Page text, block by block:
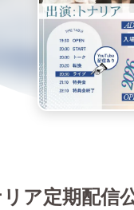
リア定期配信